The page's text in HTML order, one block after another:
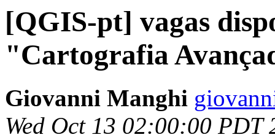
[QGIS-pt] vagas
"Cartografia
Giovanni Manghi
Wed Oct 13 02:00:00 PDT